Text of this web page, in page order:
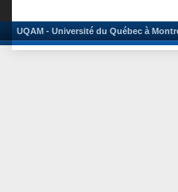
UQAM - Université du Québec à